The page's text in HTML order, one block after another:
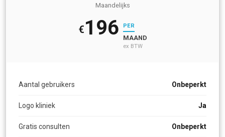
Maandelijks
€196 PER
MAAND
ex BTW
Aantal gebruikers Onbeperkt
Logo kliniek Ja
Gratis consulten Onbeperkt